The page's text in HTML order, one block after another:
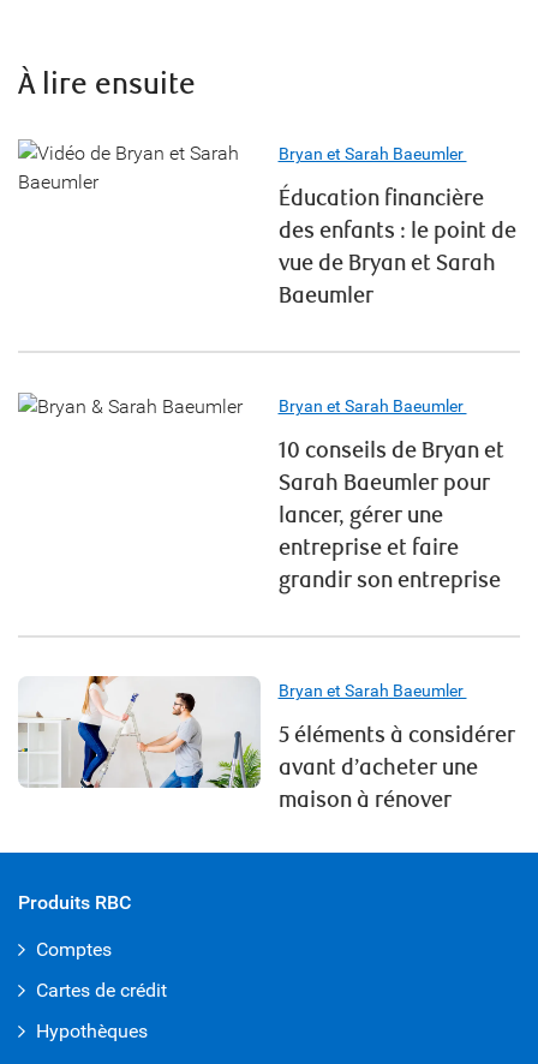
À lire ensuite
Bryan et Sarah Baeumler
Éducation financière
des enfants : le point de
vue de Bryan et Sarah
Baeumler
Bryan et Sarah Baeumler
10 conseils de Bryan et
Sarah Baeumler pour
lancer, gérer une
entreprise et faire
grandir son entreprise
Bryan et Sarah Baeumler
5 éléments à considérer
avant d’acheter une
maison à rénover
Produits RBC
Comptes
Cartes de crédit
Hypothèques